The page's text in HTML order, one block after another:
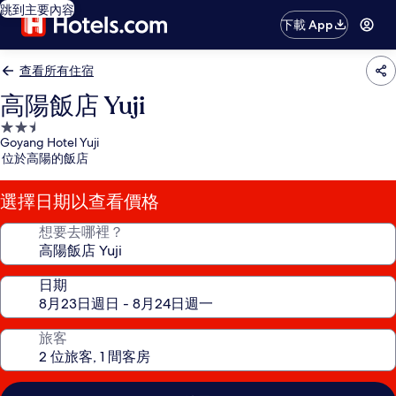
跳到主要內容
下載 App
查看所有住宿
高陽飯店 Yuji
2.5
星
級
住
宿
Goyang Hotel Yuji
位於高陽的飯店
選擇日期以查看價格
想要去哪裡？
日期
旅客